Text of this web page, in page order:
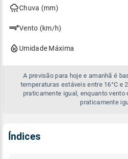
hoje Chuva (mm)
Vento (km/h)
Umidade Máxima
A previsão para hoje e amanhã é
temperaturas estáveis entre 16°C e
praticamente igual, enquanto vento
praticamente
Índices